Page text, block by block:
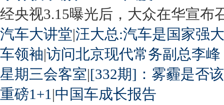
经央视3.15曝光后，大众在华宣布
汽车大讲堂|汪大总:汽车是国家强
车领袖|访问北京现代常务副总李峰
星期三会客室|[332期]：雾霾是否
重磅1+1 |中国车成长报告